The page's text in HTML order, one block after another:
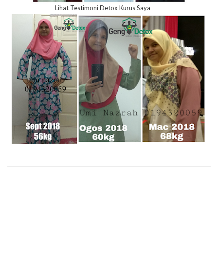
Lihat Testimoni Detox Kurus Saya